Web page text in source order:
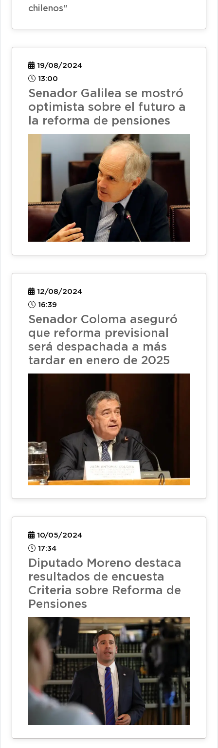
19/08/2024
13:00
Senador Galilea se mostró
optimista sobre el futuro a
la reforma de pensiones
12/08/2024
16:39
Senador Coloma aseguró
que reforma previsional
será despachada a más
tardar en enero de 2025
10/05/2024
17:34
Diputado Moreno destaca
resultados de encuesta
Criteria sobre Reforma de
Pensiones